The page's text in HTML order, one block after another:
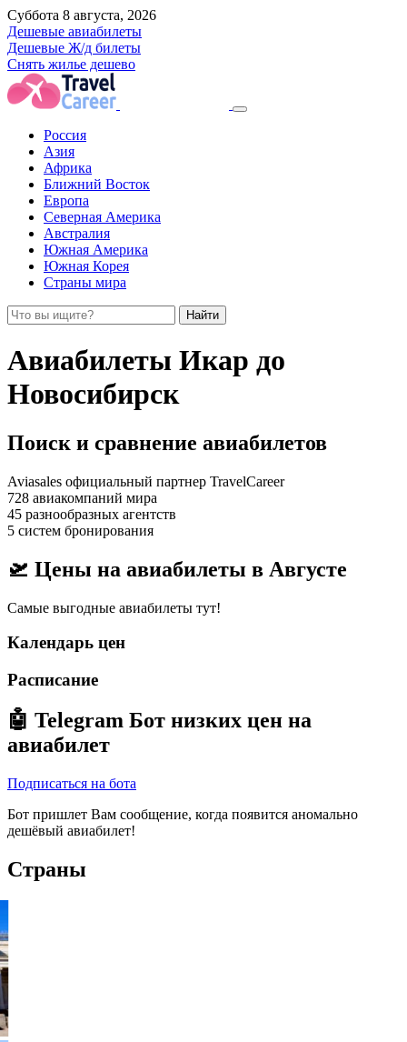
Суббота 8 августа, 2026
Дешевые авиабилеты
Дешевые Ж/д билеты
Снять жилье дешево
Россия
Азия
Африка
Ближний Восток
Европа
Северная Америка
Австралия
Южная Америка
Южная Корея
Страны мира
Найти
Авиабилеты Икар до
Новосибирск
Поиск и сравнение авиабилетов
Aviasales официальный партнер TravelCareer
728 авиакомпаний мира
45 разнообразных агентств
5 систем бронирования
🛫 Цены на авиабилеты в Августе
Самые выгодные авиабилеты тут!
Календарь цен
Расписание
🤖 Telegram Бот низких цен на
авиабилет
Подписаться на бота
Бот пришлет Вам сообщение, когда появится аномально
дешёвый авиабилет!
Страны